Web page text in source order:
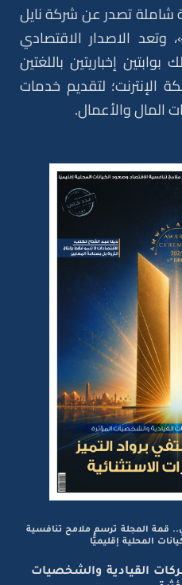
شاملة تصدر عن شركة نايل
الاصدار الاقتصادي
إخباريتين باللغتين
الإنترنت؛ لتقديم خدمات
المال والأعمال.
قمة المجلة ترسم ملامح تنافسية
المحلية إقليميًّا
القيادية والشخصيات